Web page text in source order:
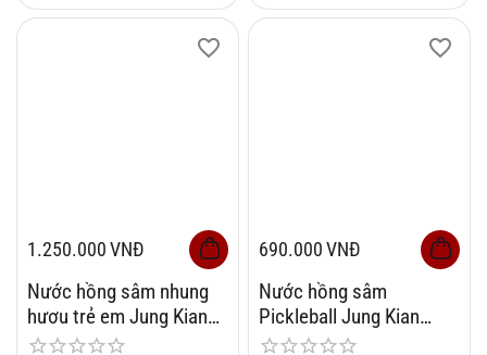
1.250.000VNĐ
Nước hồng sâm nhung
hươu trẻ em Jung Kian
30g x 30 gói
690.000VNĐ
Nước hồng sâm
Pickleball Jung Kian
50ml x 30 gói